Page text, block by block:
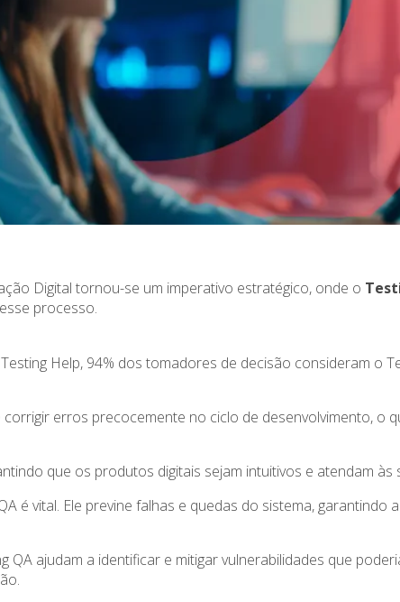
Digital tornou-se um imperativo estratégico, onde o
processo.
Help, 94% dos tomadores de decisão consideram o
erros precocemente no ciclo de desenvolvimento, o
que os produtos digitais sejam intuitivos e atendam às
é vital. Ele previne falhas e quedas do sistema, garantindo
QA ajudam a identificar e mitigar vulnerabilidades que